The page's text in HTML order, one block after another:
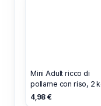
Mini Adult ricco di
pollame con riso, 2
Romeo Premium
4,98 €